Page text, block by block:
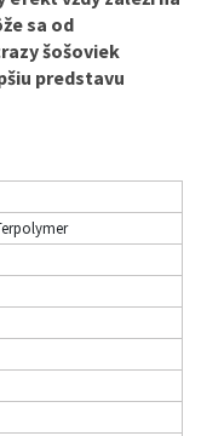
sa od
šošoviek
predstavu